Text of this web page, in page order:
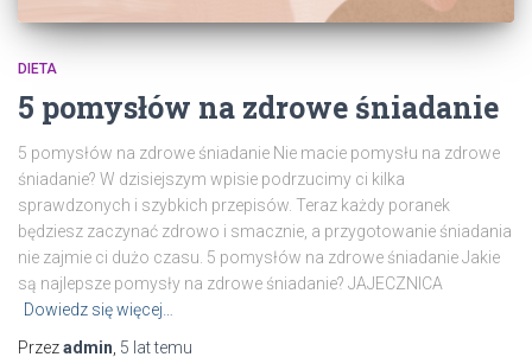
DIETA
5 pomysłów na zdrowe śniadanie
5 pomysłów na zdrowe śniadanie Nie macie pomysłu na zdrowe
śniadanie? W dzisiejszym wpisie podrzucimy ci kilka
sprawdzonych i szybkich przepisów. Teraz każdy poranek
będziesz zaczynać zdrowo i smacznie, a przygotowanie śniadania
nie zajmie ci dużo czasu. 5 pomysłów na zdrowe śniadanie Jakie
są najlepsze pomysły na zdrowe śniadanie? JAJECZNICA
Dowiedz się więcej…
Przezadmin 5 lattemu